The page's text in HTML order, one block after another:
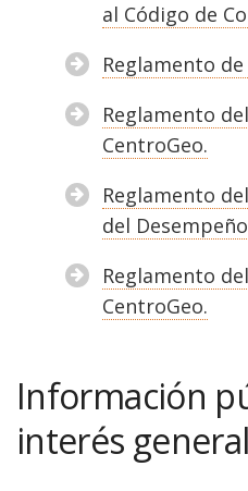
al Código de
Reglamento
Reglamento
CentroGeo.
Reglamento
del
Reglamento
CentroGeo.
Información
interés general